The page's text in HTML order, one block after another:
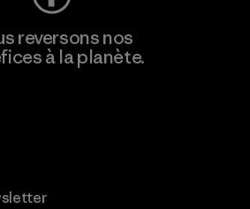
reversons nos
à la planète.